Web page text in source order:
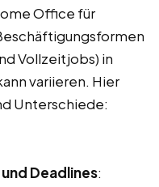
Office für
Vollzeitjobs) in
variieren. Hier
Unterschiede:
Deadlines: